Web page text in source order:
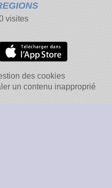
visites
des cookies
un contenu inapproprié